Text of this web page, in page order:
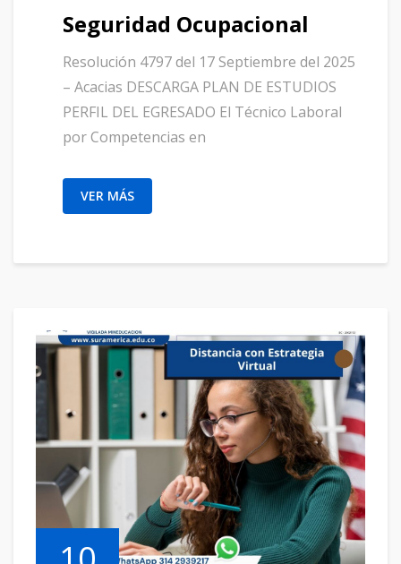
Seguridad Ocupacional
Resolución 4797 del 17 Septiembre del 2025
– Acacias DESCARGA PLAN DE ESTUDIOS
PERFIL DEL EGRESADO El Técnico Laboral
por Competencias en
VER MÁS